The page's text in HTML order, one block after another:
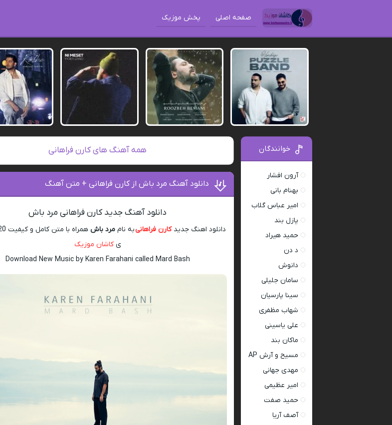
صفحه اصلی پخش موزیک
همه آهنگ های کارن فراهانی
دانلود آهنگ مرد باش از کارن فراهانی + متن آهنگ
دانلود آهنگ جدید کارن فراهانی مرد باش
دانلود اهنگ جدیدکارن فراهانیبه نام مرد باش
یکاشان موزیک
Download New Music by Karen Farahani called Mard Bash
خوانندگان
آرون افشار
بهنام بانی
امیر عباس گلاب
پازل بند
حمید هیراد
د دن
دانوش
سامان جلیلی
سینا پارسیان
شهاب مظفری
علی یاسینی
ماکان بند
مسیح و آرش AP
مهدی جهانی
امیر عظیمی
حمید صفت
آصف آریا